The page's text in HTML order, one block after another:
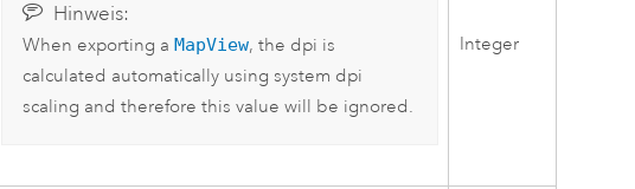
Hinweis:
When exporting aMapView, the dpi is
calculated automatically using system dpi
scaling and therefore this value will be ignored.
Integer